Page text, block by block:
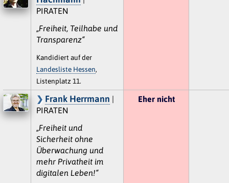
PIRATEN
„Freiheit, Teilhabe und
Transparenz“
Kandidiert auf der
Landesliste Hessen,
Listenplatz 11.
Frank Herrmann |
PIRATEN
„Freiheit und
Sicherheit ohne
Überwachung und
mehr Privatheit im
digitalen Leben!“
Eher nicht